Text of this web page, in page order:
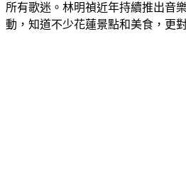
所有歌迷。林明禎近年持續推出音
動，知道不少花蓮景點和美食，更